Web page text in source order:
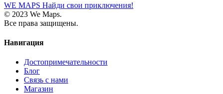
WE MAPS Найди свои приключения!
© 2023 We Maps.
Все права защищены.
Навигация
Достопримечательности
Блог
Связь с нами
Магазин